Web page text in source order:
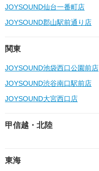
JOYSOUND仙台一番町店
JOYSOUND郡山駅前通り店
関東
JOYSOUND池袋西口公園前店
JOYSOUND渋谷南口駅前店
JOYSOUND大宮西口店
甲信越・北陸
東海